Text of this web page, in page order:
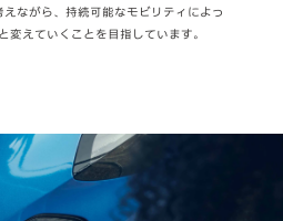
ながら、持続可能なモビリティによっ
変えていくことを目指しています。